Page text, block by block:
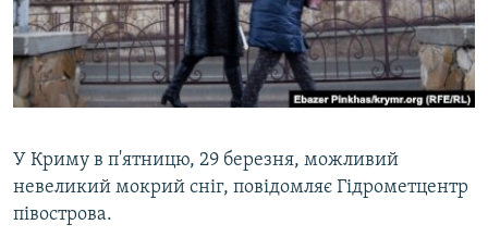
ВІДЕОУРОКИ «ELIFBE»
СВІДЧЕННЯ ОКУПАЦІЇ
УКРАЇНСЬКА ПРОБЛЕМА КРИМУ
Русский
Qırımtatar
У Криму в п'ятницю, 29 березня, можливий
невеликий мокрий сніг, повідомляє Гідрометцентр
півострова.